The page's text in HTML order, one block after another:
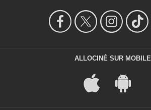
ALLOCINÉ SUR MOBILE